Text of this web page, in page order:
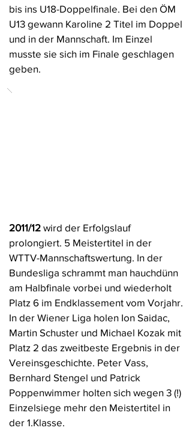
bis ins U18-Doppelfinale. Bei den ÖM
U13 gewann Karoline 2 Titel im Doppel
und in der Mannschaft. Im Einzel
musste sie sich im Finale geschlagen
geben.
2011/12 wird der Erfolgslauf
prolongiert. 5 Meistertitel in der
WTTV-Mannschaftswertung. In der
Bundesliga schrammt man hauchdünn
am Halbfinale vorbei und wiederholt
Platz 6 im Endklassement vom Vorjahr.
In der Wiener Liga holen Ion Saidac,
Martin Schuster und Michael Kozak mit
Platz 2 das zweitbeste Ergebnis in der
Vereinsgeschichte. Peter Vass,
Bernhard Stengel und Patrick
Poppenwimmer holten sich wegen 3 (!)
Einzelsiege mehr den Meistertitel in
der 1.Klasse.